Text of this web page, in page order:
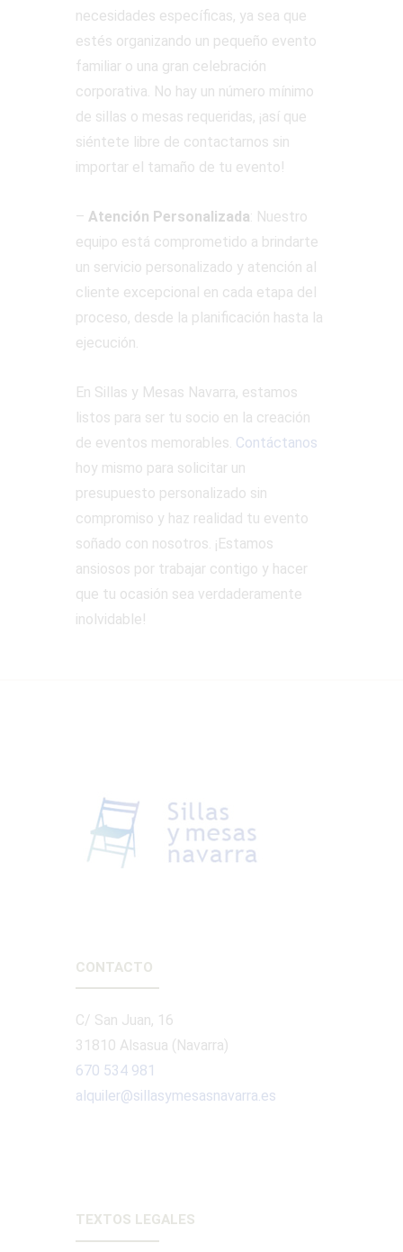
necesidades específicas, ya sea que
estés organizando un pequeño evento
familiar o una gran celebración
corporativa. No hay un número mínimo
de sillas o mesas requeridas, ¡así que
siéntete libre de contactarnos sin
importar el tamaño de tu evento!
– Atención Personalizada: Nuestro
equipo está comprometido a brindarte
un servicio personalizado y atención al
cliente excepcional en cada etapa del
proceso, desde la planificación hasta la
ejecución.
En Sillas y Mesas Navarra, estamos
listos para ser tu socio en la creación
de eventos memorables. Contáctanos
hoy mismo para solicitar un
presupuesto personalizado sin
compromiso y haz realidad tu evento
soñado con nosotros. ¡Estamos
ansiosos por trabajar contigo y hacer
que tu ocasión sea verdaderamente
inolvidable!
CONTACTO
C/ San Juan, 16
31810 Alsasua (Navarra)
670 534 981
alquiler@sillasymesasnavarra.es
TEXTOS LEGALES